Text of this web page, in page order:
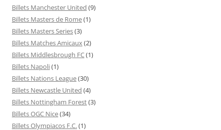
Billets Manchester United (9)
Billets Masters de Rome(1)
Billets Masters Series(3)
Billets Matches Amicaux(2)
Billets Middlesbrough FC(1)
Billets Napoli(1)
Billets Nations League(30)
Billets Newcastle United (4)
Billets Nottingham Forest(3)
Billets OGC Nice(34)
Billets Olympiacos F.C.(1)